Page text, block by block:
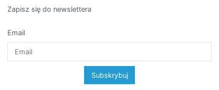
Zapisz się do newslettera
Email